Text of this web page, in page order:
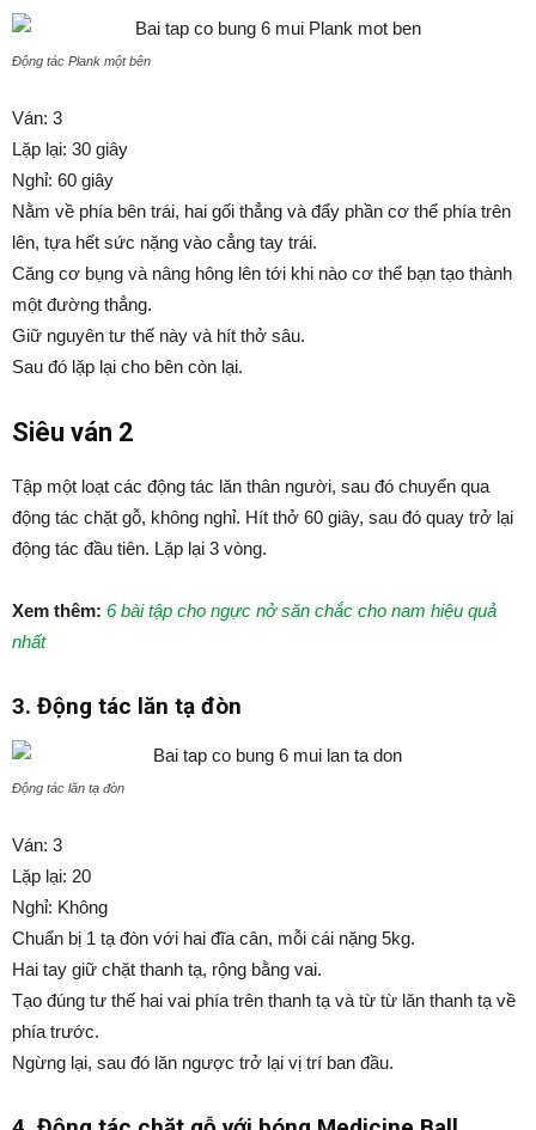
Động tác Plank một bên
Ván: 3
Lặp lại: 30 giây
Nghỉ: 60 giây
Nằm về phía bên trái, hai gối thẳng và đẩy phần cơ thể phía trên
lên, tựa hết sức nặng vào cẳng tay trái.
Căng cơ bụng và nâng hông lên tới khi nào cơ thể bạn tạo thành
một đường thẳng.
Giữ nguyên tư thế này và hít thở sâu.
Sau đó lặp lại cho bên còn lại.
Siêu ván 2
Tập một loạt các động tác lăn thân người, sau đó chuyển qua
động tác chặt gỗ, không nghỉ. Hít thở 60 giây, sau đó quay trở lại
động tác đầu tiên. Lặp lại 3 vòng.
Xem thêm: 6 bài tập cho ngực nở săn chắc cho nam hiệu quả
nhất
3. Động tác lăn tạ đòn
Động tác lăn tạ đòn
Ván: 3
Lặp lại: 20
Nghỉ: Không
Chuẩn bị 1 tạ đòn với hai đĩa cân, mỗi cái nặng 5kg.
Hai tay giữ chặt thanh tạ, rộng bằng vai.
Tạo đúng tư thế hai vai phía trên thanh tạ và từ từ lăn thanh tạ về
phía trước.
Ngừng lại, sau đó lăn ngược trở lại vị trí ban đầu.